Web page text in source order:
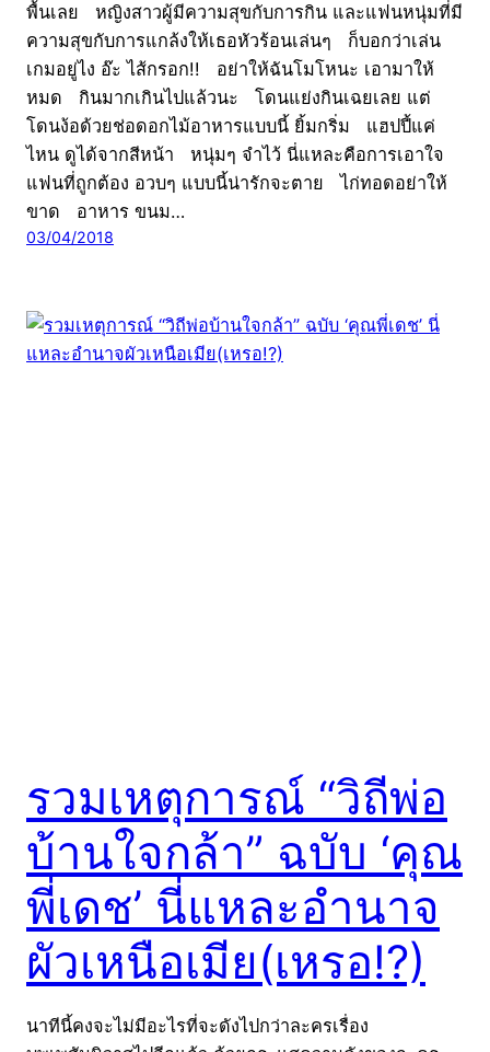
พื้นเลย หญิงสาวผู้มีความสุขกับการกิน และแฟนหนุ่มที่มี
ความสุขกับการแกล้งให้เธอหัวร้อนเล่นๆ ก็บอกว่าเล่น
เกมอยู่ไง อ๊ะ ไส้กรอก!! อย่าให้ฉันโมโหนะ เอามาให้
หมด กินมากเกินไปแล้วนะ โดนแย่งกินเฉยเลย แต่
โดนง้อด้วยช่อดอกไม้อาหารแบบนี้ ยิ้มกริ่ม แฮปปี้แค่
ไหน ดูได้จากสีหน้า หนุ่มๆ จำไว้ นี่แหละคือการเอาใจ
แฟนที่ถูกต้อง อวบๆ แบบนี้น่ารักจะตาย ไก่ทอดอย่าให้
ขาด อาหาร ขนม…
03/04/2018
รวมเหตุการณ์ “วิถีพ่อ
บ้านใจกล้า” ฉบับ ‘คุณ
พี่เดช’ นี่แหละอำนาจ
ผัวเหนือเมีย(เหรอ!?)
นาทีนี้คงจะไม่มีอะไรที่จะดังไปกว่าละครเรื่อง